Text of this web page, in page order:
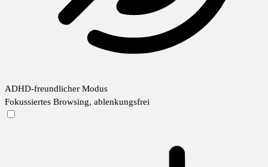
ADHD-freundlicher Modus
Fokussiertes Browsing, ablenkungsfrei